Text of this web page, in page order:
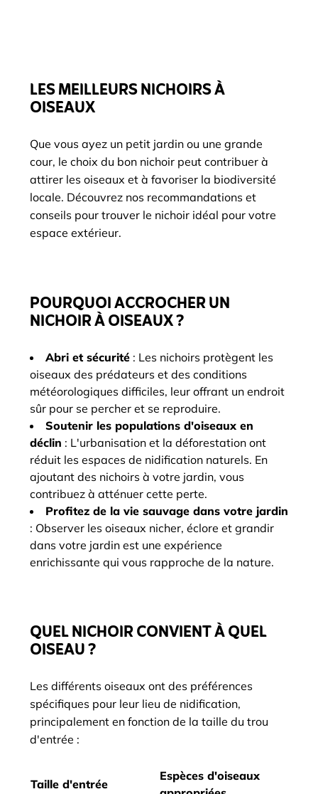
LES MEILLEURS NICHOIRS À
OISEAUX
Que vous ayez un petit jardin ou une grande
cour, le choix du bon nichoir peut contribuer à
attirer les oiseaux et à favoriser la biodiversité
locale. Découvrez nos recommandations et
conseils pour trouver le nichoir idéal pour votre
espace extérieur.
POURQUOI ACCROCHER UN
NICHOIR À OISEAUX ?
Abri et sécurité : Les nichoirs protègent les
oiseaux des prédateurs et des conditions
météorologiques difficiles, leur offrant un endroit
sûr pour se percher et se reproduire.
Soutenir les populations d'oiseaux en
déclin : L'urbanisation et la déforestation ont
réduit les espaces de nidification naturels. En
ajoutant des nichoirs à votre jardin, vous
contribuez à atténuer cette perte.
Profitez de la vie sauvage dans votre jardin
: Observer les oiseaux nicher, éclore et grandir
dans votre jardin est une expérience
enrichissante qui vous rapproche de la nature.
QUEL NICHOIR CONVIENT À QUEL
OISEAU ?
Les différents oiseaux ont des préférences
spécifiques pour leur lieu de nidification,
principalement en fonction de la taille du trou
d'entrée :
Taille d'entrée
Espèces d'oiseaux